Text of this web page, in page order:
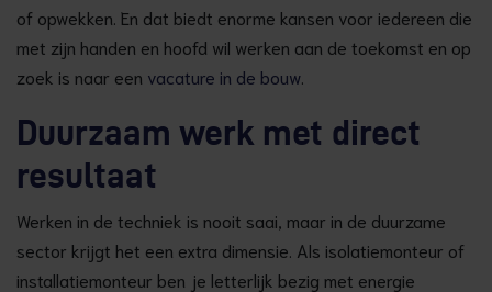
of opwekken. En dat biedt enorme kansen voor iedereen die
met zijn handen en hoofd wil werken aan de toekomst en op
zoek is naar een vacature in de bouw
Duurzaam werk met direct
resultaat
Werken in de techniek is nooit saai, maar in de duurzame
sector krijgt het een extra dimensie. Als isolatiemonteur of
installatiemonteur ben je letterlijk bezig met energie